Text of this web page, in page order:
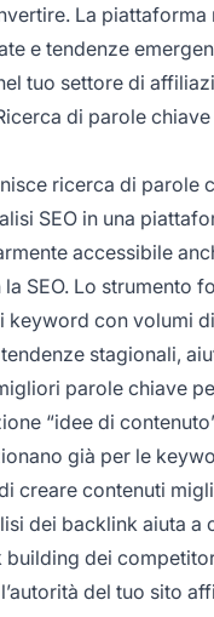
La piattaforma
e tendenze
tuo settore di
di parole
ricerca di parole
SEO in una
accessibile
SEO. Lo strumento
keyword con volumi
stagionali,
parole chiave
“idee di
già per le
creare contenuti
dei backlink aiuta a
building dei
del tuo sito